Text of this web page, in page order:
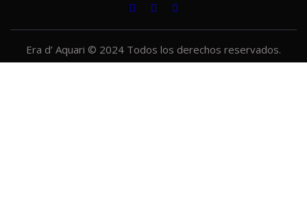
Era d’ Aquari © 2024 Todos los derechos reservados.